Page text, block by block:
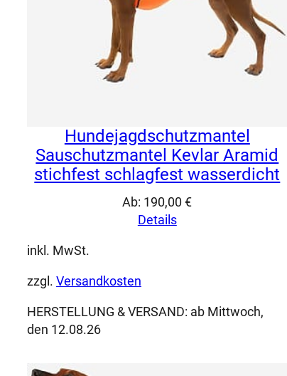
Hundejagdschutzmantel
Sauschutzmantel Kevlar Aramid
stichfest schlagfest wasserdicht
Ab: 190,00€
Details
inkl. MwSt.
zzgl. Versandkosten
HERSTELLUNG & VERSAND: ab Mittwoch,
den 12.08.26